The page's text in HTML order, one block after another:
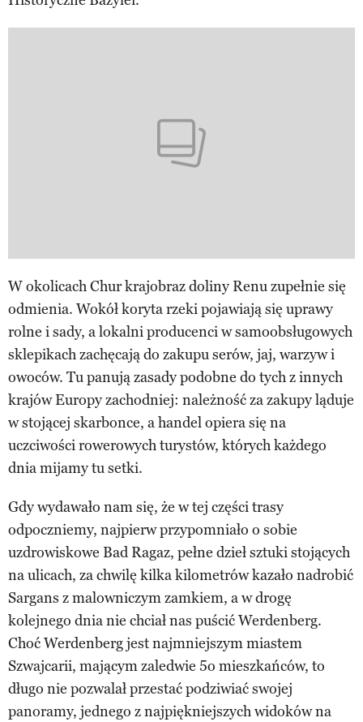
W okolicach Chur krajobraz doliny Renu zupełnie się
odmienia. Wokół koryta rzeki pojawiają się uprawy
rolne i sady, a lokalni producenci w samoobsługowych
sklepikach zachęcają do zakupu serów, jaj, warzyw i
owoców. Tu panują zasady podobne do tych z innych
krajów Europy zachodniej: należność za zakupy ląduje
w stojącej skarbonce, a handel opiera się na
uczciwości rowerowych turystów, których każdego
dnia mijamy tu setki.
Gdy wydawało nam się, że w tej części trasy
odpoczniemy, najpierw przypomniało o sobie
uzdrowiskowe Bad Ragaz, pełne dzieł sztuki stojących
na ulicach, za chwilę kilka kilometrów kazało nadrobić
Sargans z malowniczym zamkiem, a w drogę
kolejnego dnia nie chciał nas puścić Werdenberg.
Choć Werdenberg jest najmniejszym miastem
Szwajcarii, mającym zaledwie 5o mieszkańców, to
długo nie pozwalał przestać podziwiać swojej
panoramy, jednego z najpiękniejszych widoków na